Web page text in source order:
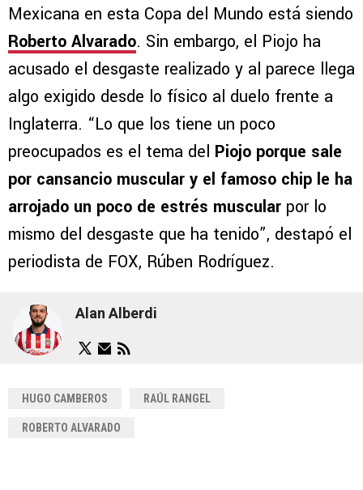
Mexicana en esta Copa del Mundo está siendo
Roberto Alvarado. Sin embargo, el Piojo ha
acusado el desgaste realizado y al parece llega
algo exigido desde lo físico al duelo frente a
Inglaterra. “Lo que los tiene un poco
preocupados es el tema del Piojo porque sale
por cansancio muscular y el famoso chip le ha
arrojado un poco de estrés muscular por lo
mismo del desgaste que ha tenido”, destapó el
periodista de FOX, Rúben Rodríguez.
Alan Alberdi
HUGO CAMBEROS RAÚL RANGEL
ROBERTO ALVARADO